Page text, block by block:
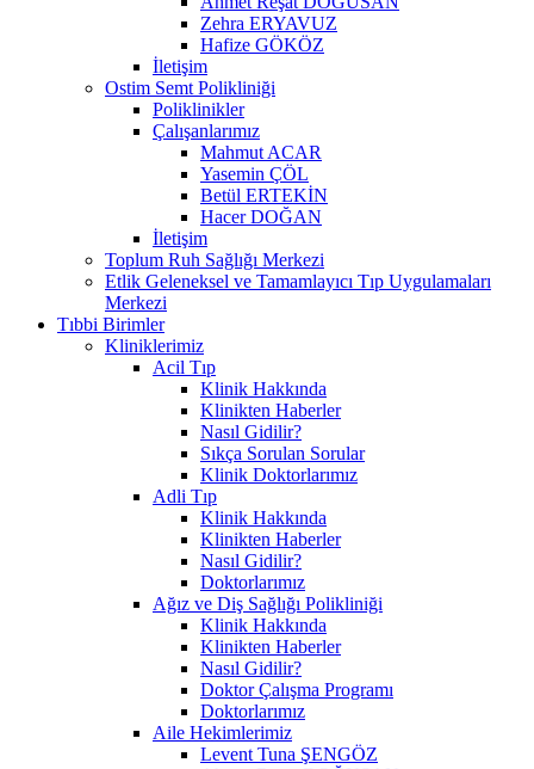
Zehra ERYAVUZ
Hafize GÖKÖZ
İletişim
Ostim Semt Polikliniği
Poliklinikler
Çalışanlarımız
Mahmut ACAR
Yasemin ÇÖL
Betül ERTEKİN
Hacer DOĞAN
İletişim
Toplum Ruh Sağlığı Merkezi
Etlik Geleneksel ve Tamamlayıcı Tıp Uygulamaları
Merkezi
Tıbbi Birimler
Kliniklerimiz
Acil Tıp
Klinik Hakkında
Klinikten Haberler
Nasıl Gidilir?
Sıkça Sorulan Sorular
Klinik Doktorlarımız
Adli Tıp
Klinik Hakkında
Klinikten Haberler
Nasıl Gidilir?
Doktorlarımız
Ağız ve Diş Sağlığı Polikliniği
Klinik Hakkında
Klinikten Haberler
Nasıl Gidilir?
Doktor Çalışma Programı
Doktorlarımız
Aile Hekimlerimiz
Levent Tuna ŞENGÖZ